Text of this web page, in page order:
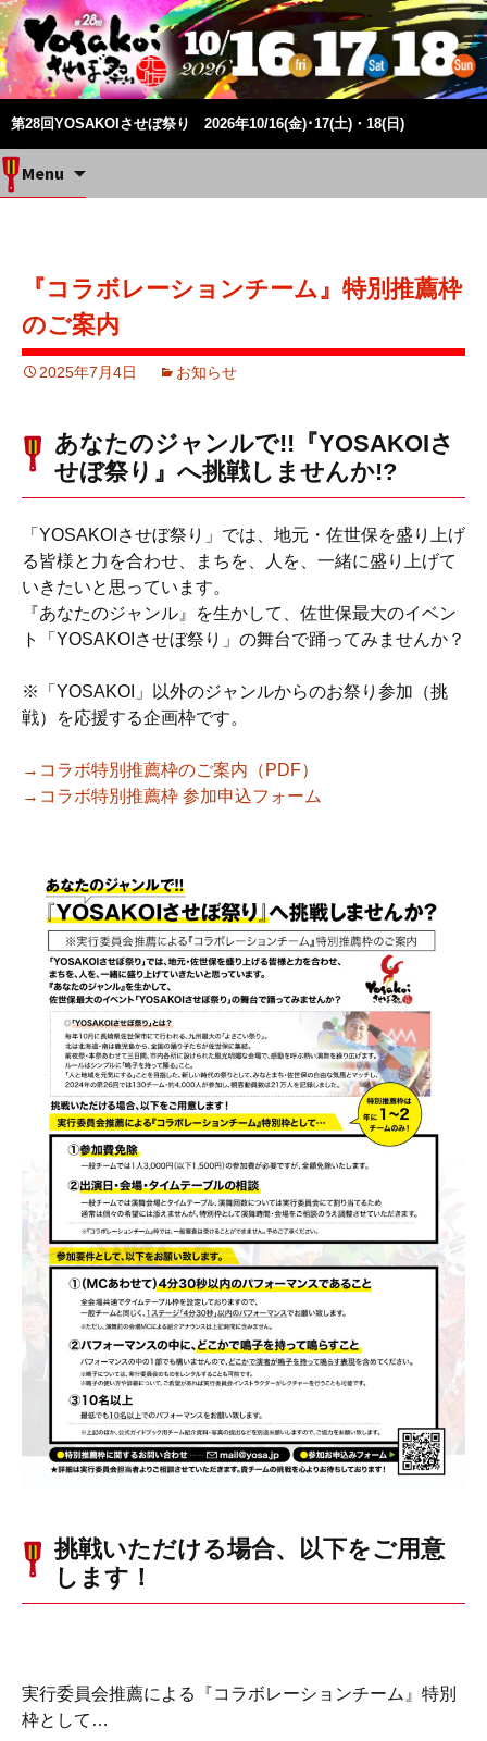
第28回YOSAKOIさせぼ祭り 2026年10/16(金)･17(土)・18(日)
Menu
『コラボレーションチーム』特別推薦枠
のご案内
2025年7月4日 お知らせ
あなたのジャンルで!!『YOSAKOIさ
せぼ祭り』へ挑戦しませんか!?
「YOSAKOIさせぼ祭り」では、地元・佐世保を盛り上げ
る皆様と力を合わせ、まちを、人を、一緒に盛り上げて
いきたいと思っています。
『あなたのジャンル』を生かして、佐世保最大のイベン
ト「YOSAKOIさせぼ祭り」の舞台で踊ってみませんか？
※「YOSAKOI」以外のジャンルからのお祭り参加（挑
戦）を応援する企画枠です。
→コラボ特別推薦枠のご案内（PDF）
→コラボ特別推薦枠 参加申込フォーム
挑戦いただける場合、以下をご用意
します！
実行委員会推薦による『コラボレーションチーム』特別
枠として…